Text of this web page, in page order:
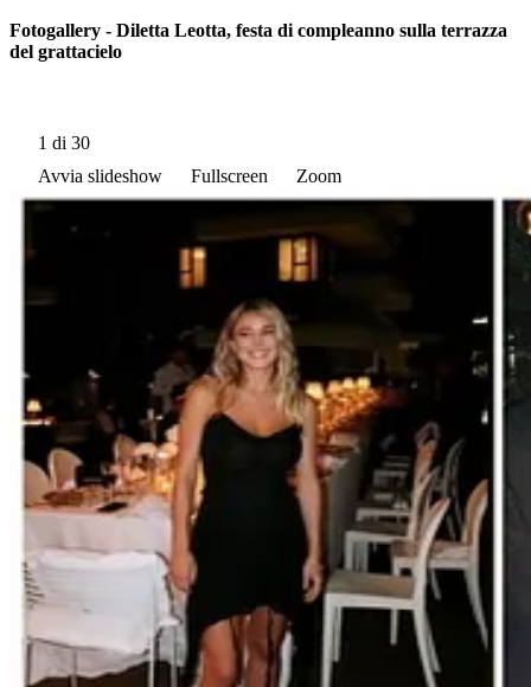
Fotogallery - Diletta Leotta, festa di compleanno sulla terrazza
del grattacielo
1 di 30
Avvia slideshow
Fullscreen Zoom